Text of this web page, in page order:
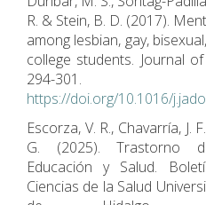
R. & Stein, B. D. (2017).
among lesbian, gay,
college students. Journal
294-301.
https://doi.org/10.1016/
Escorza, V. R., Chavarría, J.
G. (2025). Trastorno
Educación y Salud.
Ciencias de la Salud